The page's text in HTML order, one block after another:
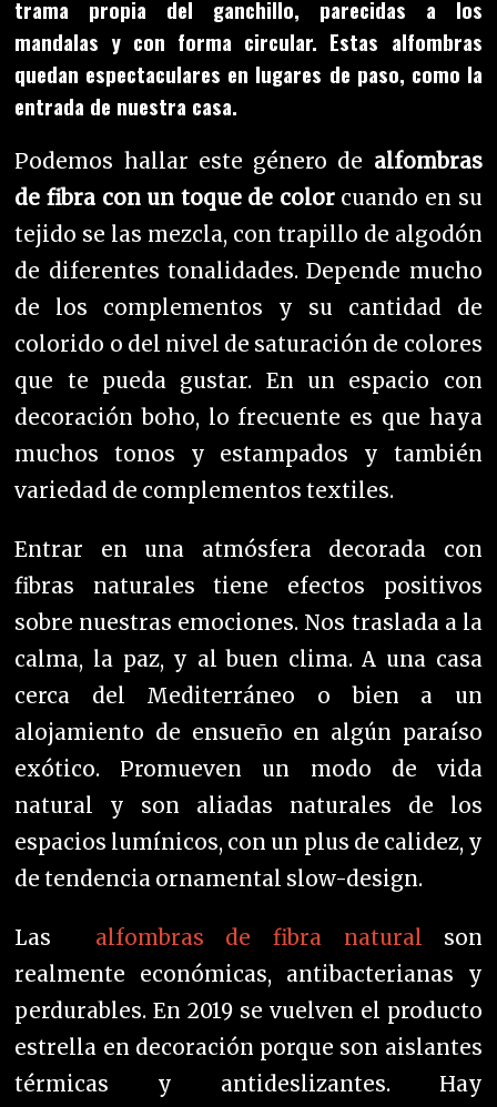
trama propia del ganchillo, parecidas a los
mandalas y con forma circular. Estas alfombras
quedan espectaculares en lugares de paso, como la
entrada de nuestra casa.
Podemos hallar este género de alfombras
de fibra con un toque de colorcuando en su
tejido se las mezcla, con trapillo de algodón
de diferentes tonalidades. Depende mucho
de los complementos y su cantidad de
colorido o del nivel de saturación de colores
que te pueda gustar. En un espacio con
decoración boho, lo frecuente es que haya
muchos tonos y estampados y también
variedad de complementos textiles.
Entrar en una atmósfera decorada con
fibras naturales tiene efectos positivos
sobre nuestras emociones. Nos traslada a la
calma, la paz, y al buen clima. A una casa
cerca del Mediterráneo o bien a un
alojamiento de ensueño en algún paraíso
exótico. Promueven un modo de vida
natural y son aliadas naturales de los
espacios lumínicos, con un plus de calidez, y
de tendencia ornamental slow-design.
Las alfombras de fibra natural
son
realmente económicas, antibacterianas y
perdurables. En 2019 se vuelven el producto
estrella en decoración porque son aislantes
térmicas y antideslizantes. Hay